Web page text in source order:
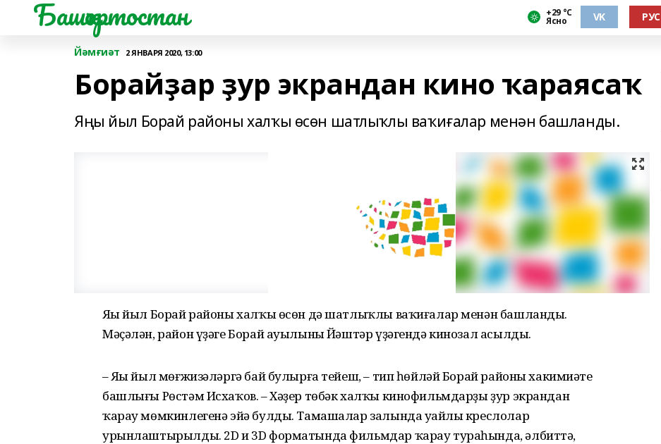
Башҡортостан +29 °С
Ясно VK РУС
Йәмғиәт 2 ЯНВАРЯ 2020, 13:00
Борайҙар ҙур экрандан кино ҡараясаҡ
Яңы йыл Борай районы халҡы өсөн шатлыҡлы ваҡиғалар менән башланды.
Яңы йыл Борай районы халҡы өсөн дә шатлыҡлы ваҡиғалар менән башланды.
Мәҫәлән, район үҙәге Борай ауылының Йәштәр үҙәгендә кинозал асылды.
– Яңы йыл мөғжизәләргә бай булырға тейеш, – тип һөйләй Борай районы хакимиәте
башлығы Рөстәм Исхаҡов. – Хәҙер төбәк халҡы кинофильмдарҙы ҙур экрандан
ҡарау мөмкинлегенә эйә булды. Тамашалар залында уңайлы креслолар
урынлаштырылды. 2D и 3D форматында фильмдар ҡарау тураһында, әлбиттә,